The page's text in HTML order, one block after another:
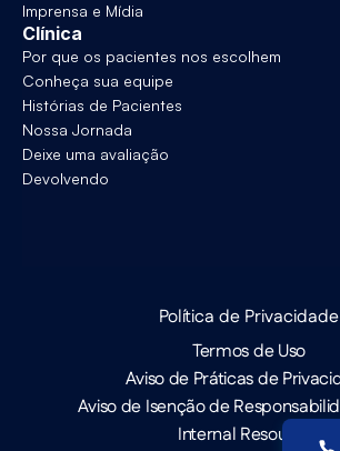
Imprensa e Mídia
Clínica
Por que os pacientes nos escolhem
Conheça sua equipe
Histórias de Pacientes
Nossa Jornada
Deixe uma avaliação
Devolvendo
Política de Privacidade
Termos de Uso
Aviso de Práticas de
Aviso de Isenção de
Internal Resources